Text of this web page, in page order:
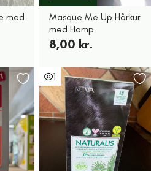
med
Masque Me Up Hårkur
med Hamp
8,00 kr.
1